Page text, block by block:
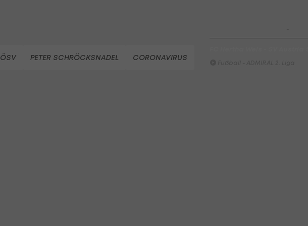
ÖSV PETER SCHRÖCKSNADEL CORONAVIRUS